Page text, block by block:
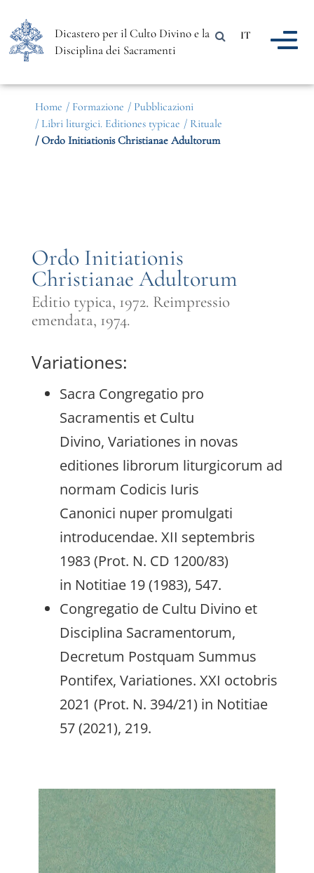
Dicastero per il Culto Divino e la
Disciplina dei Sacramenti
IT
Home / Formazione / Pubblicazioni
/ Libri liturgici. Editiones typicae / Rituale
/ Ordo Initiationis Christianae Adultorum
Ordo Initiationis
Christianae Adultorum
Editio typica, 1972. Reimpressio
emendata, 1974.
Variationes:
Sacra Congregatio pro
Sacramentis et Cultu
Divino, Variationes in novas
editiones librorum liturgicorum ad
normam Codicis Iuris
Canonici nuper promulgati
introducendae. XII septembris
1983 (Prot. N. CD 1200/83)
in Notitiae 19 (1983), 547.
Congregatio de Cultu Divino et
Disciplina Sacramentorum,
Decretum Postquam Summus
Pontifex, Variationes. XXI octobris
2021 (Prot. N. 394/21) in Notitiae
57 (2021), 219.